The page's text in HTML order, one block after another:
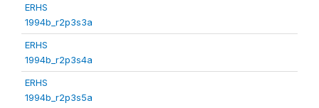
ERHS
1994b_r2p3s3a
ERHS
1994b_r2p3s4a
ERHS
1994b_r2p3s5a